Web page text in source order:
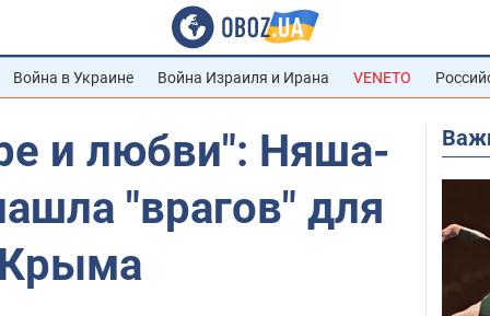
Война в Украине Война Израиля и Ирана VENETO
и любви": Няша-
"врагов" для
Крыма